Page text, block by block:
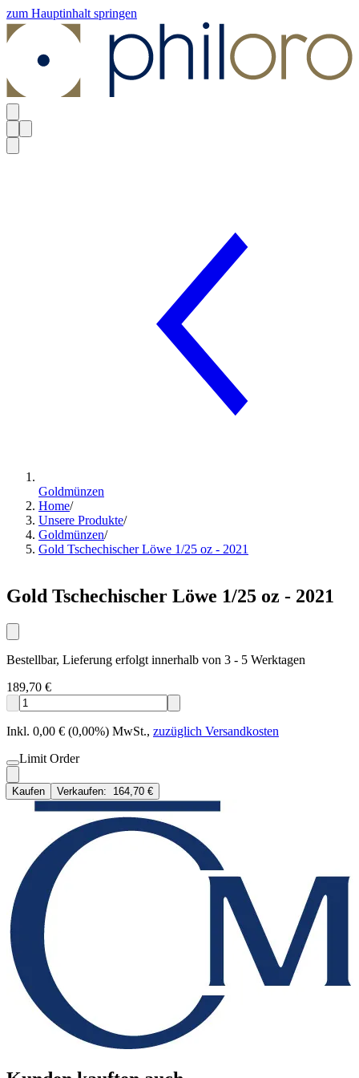
zum Hauptinhalt springen
Goldmünzen
Home/
Unsere Produkte/
Goldmünzen/
Gold Tschechischer Löwe 1/25 oz - 2021
Gold Tschechischer Löwe 1/25 oz - 2021
Bestellbar, Lieferung erfolgt innerhalb von 3 - 5 Werktagen
189,70 €
Inkl. 0,00 € (0,00%) MwSt., zuzüglich Versandkosten
Limit Order
Kaufen Verkaufen: 164,70 €